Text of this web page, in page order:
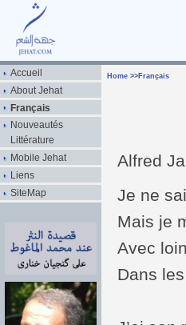
Accueil
About Jehat
Français
Nouveautés
Littérature
Mobile Jehat
Liens
SiteMap
Home >> Français
Alfred
Je ne
Mais je
Avec
Dans